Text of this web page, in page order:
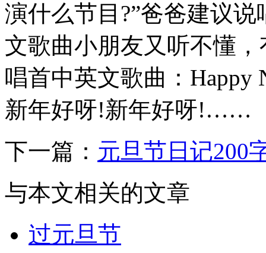
演什么节目?”爸爸建议
文歌曲小朋友又听不懂
唱首中英文歌曲：Happy
新年好呀!新年好呀!……
下一篇： 元旦节日记200
与本文相关的文章
过元旦节